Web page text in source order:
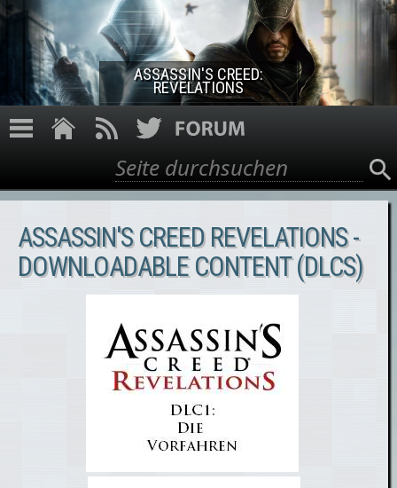
Direkt zum Inhalt
ASSASSIN'S CREED:
REVELATIONS
Suchformular
Suche
ASSASSIN'S CREED REVELATIONS -
DOWNLOADABLE CONTENT (DLCS)